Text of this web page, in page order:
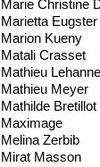
Marie Christine
Marietta Eugster
Marion Kueny
Matali Crasset
Mathieu
Mathieu Meyer
Mathilde Bretillot
Maximage
Melina Zerbib
Mirat Masson